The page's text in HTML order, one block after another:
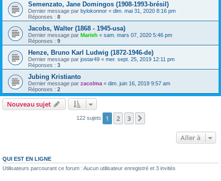
Semenzato, Jane Domingos (1908-1993-brésil)
Dernier message par bylokonnor « dim. mai 31, 2020 8:16 pm
Réponses : 8
Jacobs, Walter (1868 - 1945-usa)
Dernier message par Marieh « sam. mars 07, 2020 5:46 pm
Réponses : 9
Henze, Bruno Karl Ludwig (1872-1946-de)
Dernier message par jostar49 « mer. sept. 25, 2019 12:11 pm
Réponses : 3
Jubing Kristianto
Dernier message par zacolma« dim. juin 16, 2019 9:57 am
Réponses : 2
Nouveau sujet
122 sujets 1 2 3
Aller à
QUI EST EN LIGNE
Utilisateurs parcourant ce forum : Aucun utilisateur enregistré et 3 invités